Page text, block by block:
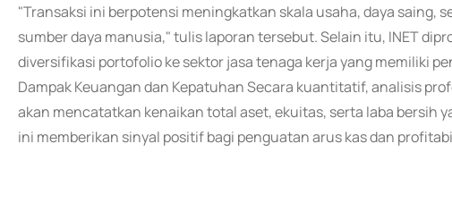
"Transaksi ini berpotensi meningkatkan skala usaha, daya saing,
sumber daya manusia," tulis laporan tersebut. Selain itu, INET
diversifikasi portofolio ke sektor jasa tenaga kerja yang memiliki
Dampak Keuangan dan Kepatuhan Secara kuantitatif, analisis
akan mencatatkan kenaikan total aset, ekuitas, serta laba bersih
ini memberikan sinyal positif bagi penguatan arus kas dan